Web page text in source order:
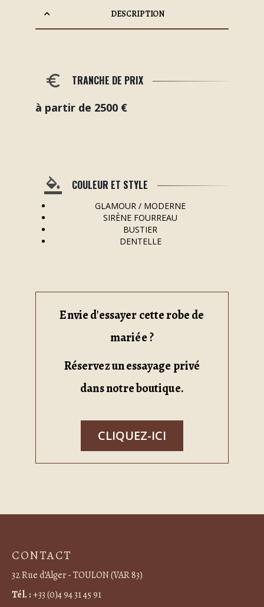
DESCRIPTION
TRANCHE DE PRIX
à partir de 2500 €
COULEUR ET STYLE
GLAMOUR / MODERNE
SIRÈNE FOURREAU
BUSTIER
DENTELLE
Envie d'essayer cette robe de
mariée ?
Réservez un essayage privé
dans notre boutique.
CLIQUEZ-ICI
CONTACT
32 Rue d’Alger - TOULON (VAR 83)
Tél. :+33 (0)4 94 31 45 91